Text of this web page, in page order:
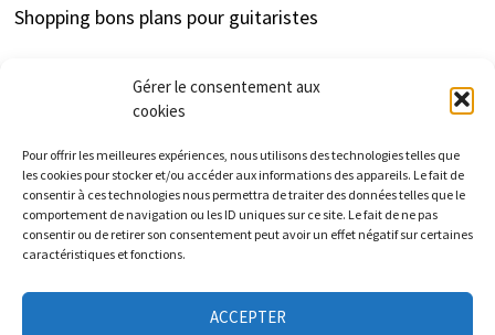
Gérer le consentement aux
cookies
Pour offrir les meilleures expériences, nous utilisons des technologies telles que
les cookies pour stocker et/ou accéder aux informations des appareils. Le fait de
consentir à ces technologies nous permettra de traiter des données telles que le
comportement de navigation ou les ID uniques sur ce site. Le fait de ne pas
consentir ou de retirer son consentement peut avoir un effet négatif sur certaines
caractéristiques et fonctions.
ACCEPTER
Shopping bons plans pour guitaristes
cfc-distribution.com est un site d'information
indépendant des enseignes et marques présentées.
Les informations et tarifs donnés sur ce site sont à titre